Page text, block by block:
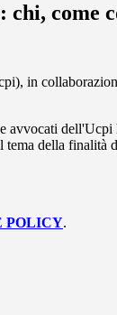
chi, come
in
avvocati dell'Ucpi
della finalità
POLICY.